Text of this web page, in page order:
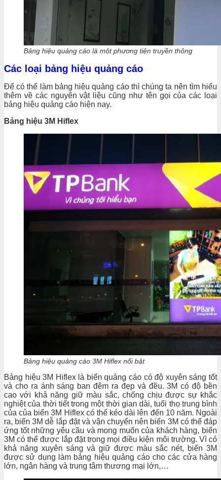
Bảng hiệu quảng cáo là một phương tiện truyền thông
Các loại bảng hiệu quảng cáo
Để có thể làm bảng hiệu quảng cáo thì chúng ta nên tìm hiểu
thêm về các nguyên vật liệu cũng như tên gọi của các loại
bảng hiệu quảng cáo hiện nay.
Bảng hiệu 3M Hiflex
Bảng hiệu quảng cáo 3M Hiflex nổi bật
Bảng hiệu 3M Hiflex là biển quảng cáo có độ xuyên sáng tốt
và cho ra ánh sáng ban đêm ra đẹp và đều. 3M có độ bền
cao với khả năng giữ màu sắc, chống chịu được sự khắc
nghiệt của thời tiết trong một thời gian dài, tuổi thọ trung bình
của của biển 3M Hiflex có thể kéo dài lên đến 10 năm. Ngoài
ra, biển 3M dễ lắp đặt và vận chuyển nên biển 3M có thể đáp
ứng tốt những yêu cầu và mong muốn của khách hàng, biển
3M có thể được lắp đặt trong mọi điều kiện môi trường. Vì có
khả năng xuyên sáng và giữ được màu sắc nét, biển 3M
được sử dụng làm bảng hiệu quảng cáo cho các cửa hàng
lớn, ngân hàng và trung tâm thương mại lớn,…